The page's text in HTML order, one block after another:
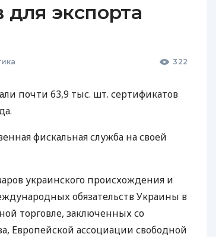
для экспорта
322
почти 63,9 тыс. шт. сертификатов
фискальная служба на своей
украинского происхождения и
обязательств Украины в
торговле, заключенных со
Европейской ассоциации свободной